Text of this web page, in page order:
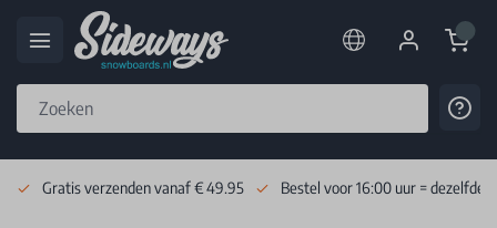
Cart
Gratis verzenden vanaf € 49.95 Bestel voor 16:00 uur = dezelfde